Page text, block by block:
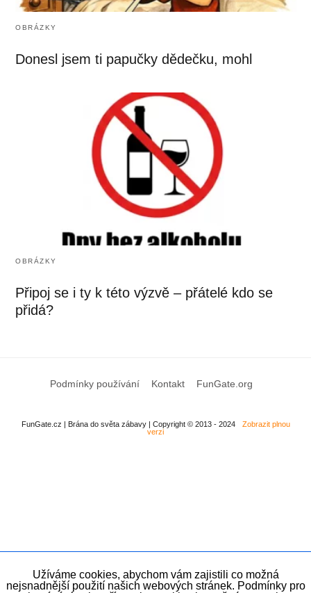
OBRÁZKY
Donesl jsem ti papučky dědečku, mohl
OBRÁZKY
Připoj se i ty k této výzvě – přátelé kdo se
přidá?
Podmínky používání Kontakt FunGate.org
FunGate.cz | Brána do světa zábavy | Copyright © 2013 - 2024
Zobrazit plnou
verzi
Užíváme cookies, abychom vám zajistili co možná
nejsnadnější použití našich webových stránek. Podmínky pro